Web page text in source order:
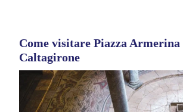
Come visitare Piazza Armerina
Caltagirone